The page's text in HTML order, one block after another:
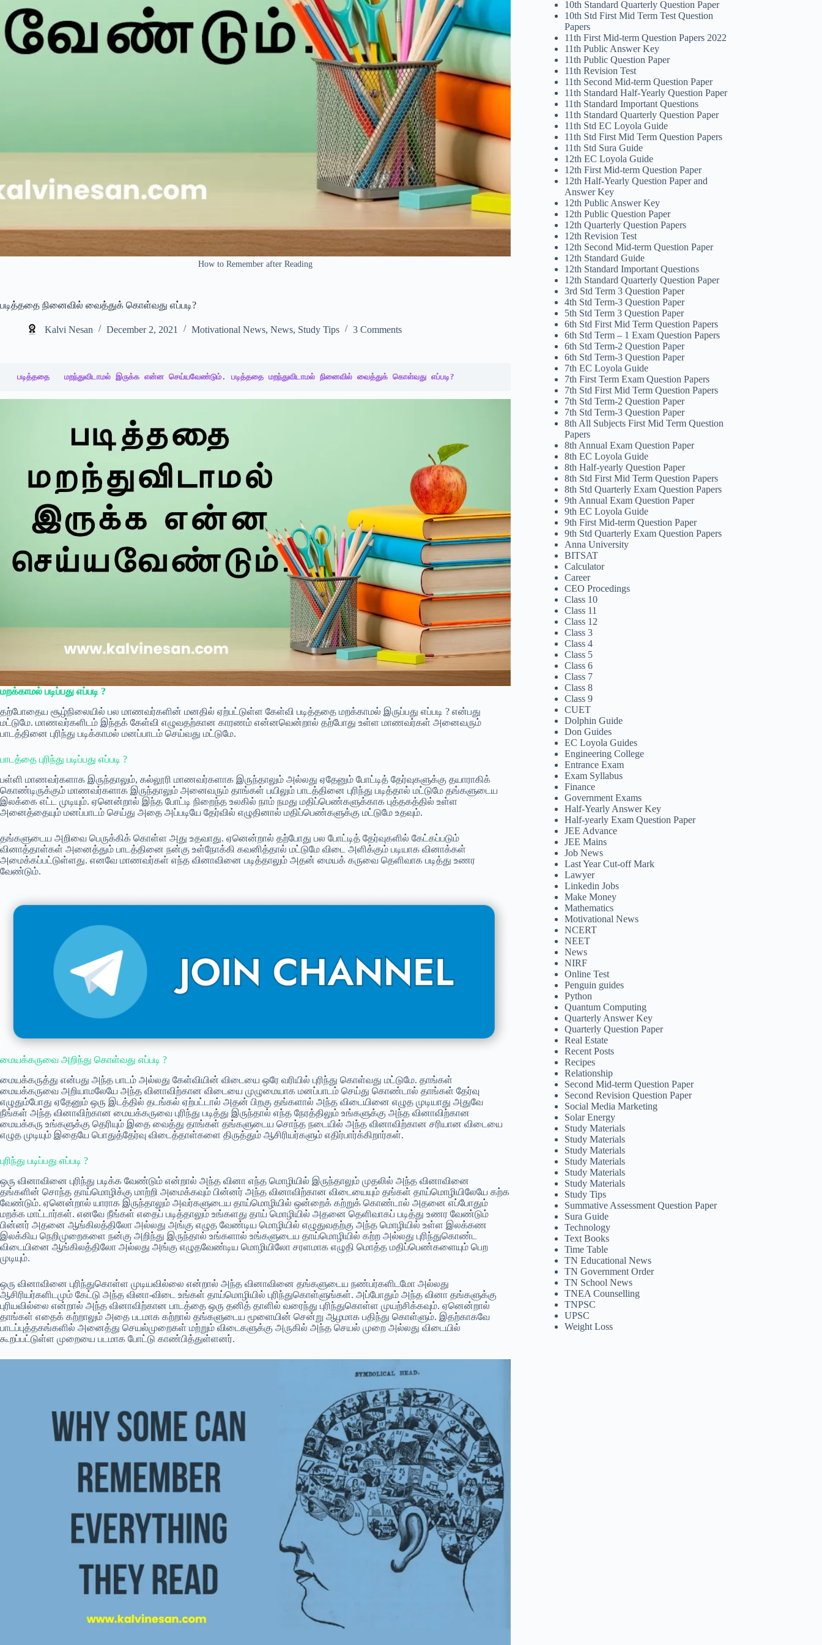
How to Remember after Reading
படித்ததை நினைவில் வைத்துக் கொள்வது எப்படி?
Kalvi Nesan December 2, 2021 Motivational News, News, Study Tips 3 Comments
படித்ததை   மறந்துவிடாமல் இருக்க என்ன செய்யவேண்டும். படித்ததை மறந்துவிடாமல் நினைவில் வைத்துக் கொள்வது எப்படி?
மறக்காமல் படிப்பது எப்படி ?
தற்போதைய சூழ்நிலையில் பல மாணவர்களின் மனதில் ஏற்பட்டுள்ள கேள்வி படித்ததை மறக்காமல் இருப்பது எப்படி ? என்பது
மட்டுமே. மாணவர்களிடம் இந்தக் கேள்வி எழுவதற்கான காரணம் என்னவென்றால் தற்போது உள்ள மாணவர்கள் அனைவரும்
பாடத்தினை புரிந்து படிக்காமல் மனப்பாடம் செய்வது மட்டுமே.
பாடத்தை புரிந்து படிப்பது எப்படி ?
பள்ளி மாணவர்களாக இருந்தாலும், கல்லூரி மாணவர்களாக இருந்தாலும் அல்லது ஏதேனும் போட்டித் தேர்வுகளுக்கு தயாராகிக்
கொண்டிருக்கும் மாணவர்களாக இருந்தாலும் அனைவரும் தாங்கள் பயிலும் பாடத்தினை புரிந்து படித்தால் மட்டுமே தங்களுடைய
இலக்கை எட்ட முடியும். ஏனென்றால் இந்த போட்டி நிறைந்த உலகில் நாம் நமது மதிப்பெண்களுக்காக புத்தகத்தில் உள்ள
அனைத்தையும் மனப்பாடம் செய்து அதை அப்படியே தேர்வில் எழுதினால் மதிப்பெண்களுக்கு மட்டுமே உதவும்.
தங்களுடைய அறிவை பெருக்கிக் கொள்ள அது உதவாது. ஏனென்றால் தற்போது பல போட்டித் தேர்வுகளில் கேட்கப்படும்
வினாத்தாள்கள் அனைத்தும் பாடத்தினை நன்கு உள்நோக்கி கவனித்தால் மட்டுமே விடை அளிக்கும் படியாக வினாக்கள்
அமைக்கப்பட்டுள்ளது. எனவே மாணவர்கள் எந்த வினாவினை படித்தாலும் அதன் மையக் கருவை தெளிவாக படித்து உணர
வேண்டும்.
மையக்கருவை அறிந்து கொள்வது எப்படி ?
மையக்கருத்து என்பது அந்த பாடம் அல்லது கேள்வியின் விடையை ஒரே வரியில் புரிந்து கொள்வது மட்டுமே. தாங்கள்
மையக்கருவை அறியாமலேயே அந்த வினாவிற்கான விடையை முழுமையாக மனப்பாடம் செய்து கொண்டால் தாங்கள் தேர்வு
எழுதும்போது ஏதேனும் ஒரு இடத்தில் தடங்கல் ஏற்பட்டால் அதன் பிறகு தங்களால் அந்த விடையினை எழுத முடியாது அதுவே
நீங்கள் அந்த வினாவிற்கான மையக்கருவை புரிந்து படித்து இருந்தால் எந்த நேரத்திலும் உங்களுக்கு அந்த வினாவிற்கான
மையக்கரு உங்களுக்கு தெரியும் இதை வைத்து தாங்கள் தங்களுடைய சொந்த நடையில் அந்த வினாவிற்கான சரியான விடையை
எழுத முடியும் இதையே பொதுத்தேர்வு விடைத்தாள்களை திருத்தும் ஆசிரியர்களும் எதிர்பார்க்கிறார்கள்.
புரிந்து படிப்பது எப்படி ?
ஒரு வினாவினை புரிந்து படிக்க வேண்டும் என்றால் அந்த வினா எந்த மொழியில் இருந்தாலும் முதலில் அந்த வினாவினை
தங்களின் சொந்த தாய்மொழிக்கு மாற்றி அமைக்கவும் பின்னர் அந்த வினாவிற்கான விடையையும் தங்கள் தாய்மொழியிலேயே கற்க
வேண்டும். ஏனென்றால் யாராக இருந்தாலும் அவர்களுடைய தாய்மொழியில் ஒன்றைக் கற்றுக் கொண்டால் அதனை எப்போதும்
மறக்க மாட்டார்கள். எனவே நீங்கள் எதைப் படித்தாலும் உங்களது தாய் மொழியில் அதனை தெளிவாகப் படித்து உணர வேண்டும்
பின்னர் அதனை ஆங்கிலத்திலோ அல்லது அங்கு எழுத வேண்டிய மொழியில் எழுதுவதற்கு அந்த மொழியில் உள்ள இலக்கண
இலக்கிய நெறிமுறைகளை நன்கு அறிந்து இருந்தால் உங்களால் உங்களுடைய தாய்மொழியில் கற்ற அல்லது புரிந்துகொண்ட
விடையினை ஆங்கிலத்திலோ அல்லது அங்கு எழுதவேண்டிய மொழியிலோ சரளமாக எழுதி மொத்த மதிப்பெண்களையும் பெற
முடியும்.
ஒரு வினாவினை புரிந்துகொள்ள முடியவில்லை என்றால் அந்த வினாவினை தங்களுடைய நண்பர்களிடமோ அல்லது
ஆசிரியர்களிடமும் கேட்டு அந்த வினா-விடை உங்கள் தாய்மொழியில் புரிந்துகொள்ளுங்கள். அப்போதும் அந்த வினா தங்களுக்கு
புரியவில்லை என்றால் அந்த வினாவிற்கான பாடத்தை ஒரு தனித் தாளில் வரைந்து புரிந்துகொள்ள முயற்சிக்கவும். ஏனென்றால்
தாங்கள் எதைக் கற்றாலும் அதை படமாக கற்றால் தங்களுடைய மூளையின் சென்று ஆழமாக பதிந்து கொள்ளும். இதற்காகவே
பாடப்புத்தகங்களில் அனைத்து செயல்முறைகள் மற்றும் விடைகளுக்கு அருகில் அந்த செயல் முறை அல்லது விடையில்
கூறப்பட்டுள்ள முறையை படமாக போட்டு காண்பித்துள்ளனர்.
10th Standard Quarterly Question Paper
10th Std First Mid Term Test Question
Papers
11th First Mid-term Question Papers 2022
11th Public Answer Key
11th Public Question Paper
11th Revision Test
11th Second Mid-term Question Paper
11th Standard Half-Yearly Question Paper
11th Standard Important Questions
11th Standard Quarterly Question Paper
11th Std EC Loyola Guide
11th Std First Mid Term Question Papers
11th Std Sura Guide
12th EC Loyola Guide
12th First Mid-term Question Paper
12th Half-Yearly Question Paper and
Answer Key
12th Public Answer Key
12th Public Question Paper
12th Quarterly Question Papers
12th Revision Test
12th Second Mid-term Question Paper
12th Standard Guide
12th Standard Important Questions
12th Standard Quarterly Question Paper
3rd Std Term 3 Question Paper
4th Std Term-3 Question Paper
5th Std Term 3 Question Paper
6th Std First Mid Term Question Papers
6th Std Term – 1 Exam Question Papers
6th Std Term-2 Question Paper
6th Std Term-3 Question Paper
7th EC Loyola Guide
7th First Term Exam Question Papers
7th Std First Mid Term Question Papers
7th Std Term-2 Question Paper
7th Std Term-3 Question Paper
8th All Subjects First Mid Term Question
Papers
8th Annual Exam Question Paper
8th EC Loyola Guide
8th Half-yearly Question Paper
8th Std First Mid Term Question Papers
8th Std Quarterly Exam Question Papers
9th Annual Exam Question Paper
9th EC Loyola Guide
9th First Mid-term Question Paper
9th Std Quarterly Exam Question Papers
Anna University
BITSAT
Calculator
Career
CEO Procedings
Class 10
Class 11
Class 12
Class 3
Class 4
Class 5
Class 6
Class 7
Class 8
Class 9
CUET
Dolphin Guide
Don Guides
EC Loyola Guides
Engineering College
Entrance Exam
Exam Syllabus
Finance
Government Exams
Half-Yearly Answer Key
Half-yearly Exam Question Paper
JEE Advance
JEE Mains
Job News
Last Year Cut-off Mark
Lawyer
Linkedin Jobs
Make Money
Mathematics
Motivational News
NCERT
NEET
News
NIRF
Online Test
Penguin guides
Python
Quantum Computing
Quarterly Answer Key
Quarterly Question Paper
Real Estate
Recent Posts
Recipes
Relationship
Second Mid-term Question Paper
Second Revision Question Paper
Social Media Marketing
Solar Energy
Study Materials
Study Materials
Study Materials
Study Materials
Study Materials
Study Materials
Study Tips
Summative Assessment Question Paper
Sura Guide
Technology
Text Books
Time Table
TN Educational News
TN Government Order
TN School News
TNEA Counselling
TNPSC
UPSC
Weight Loss